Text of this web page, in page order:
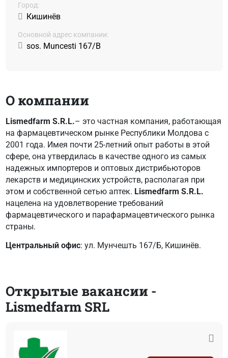
Город:
Кишинёв
Основной адрес компании:
sos. Muncesti 167/B
О компании
Lismedfarm S.R.L.– это частная компания, работающая
на фармацевтическом рынке Республики Молдова с
2001 года. Имея почти 25-летний опыт работы в этой
сфере, она утвердилась в качестве одного из самых
надежных импортеров и оптовых дистрибьюторов
лекарств и медицинских устройств, располагая при
этом и собственной сетью аптек. Lismedfarm S.R.L.
нацелена на удовлетворение требований
фармацевтического и парафармацевтического рынка
страны.
Центральный офис: ул. Мунчешть 167/Б, Кишинёв.
Открытые вакансии -
Lismedfarm SRL